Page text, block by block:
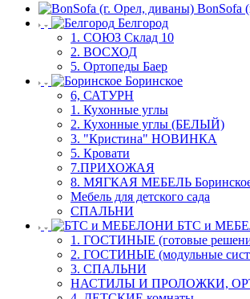
BonSofa
Белгород
1. СОЮЗ Склад 10
2. ВОСХОД
5. Ортопеды Баер
Боринское
6, САТУРН
1. Кухонные углы
2. Кухонные углы (БЕЛЫЙ)
3. "Кристина" НОВИНКА
5. Кровати
7.ПРИХОЖАЯ
8. МЯГКАЯ МЕБЕЛЬ
Мебель для детского сада
СПАЛЬНИ
БТС и
1. ГОСТИНЫЕ (готовые
2. ГОСТИНЫЕ (модульные
3. СПАЛЬНИ
НАСТИЛЫ И ПРОЛОЖКИ,